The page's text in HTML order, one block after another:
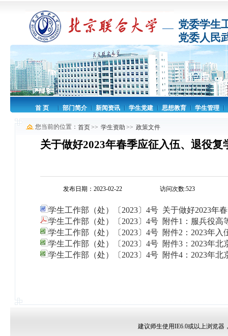
党委学生
党委人民
首 页 部门简介 新闻资讯 学生党建 思想教育 学生管理
您当前的位置： 首页>> 学生资助 >> 政策文件
关于做好2023年春季应征入伍、退役
发布日期：2023-02-22 访问次数:523
学生工作部（处）〔2023〕4号 关于做好2023年
学生工作部（处）〔2023〕4号 附件1：服兵役高
学生工作部（处）〔2023〕4号 附件2：2023年
学生工作部（处）〔2023〕4号 附件3：2023年
学生工作部（处）〔2023〕4号 附件4：2023年
建议师生使用IE6.0或以上浏览器